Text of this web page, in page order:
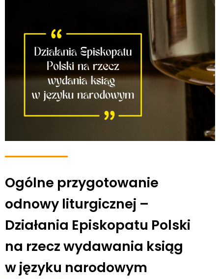
Ogólne przygotowanie
odnowy liturgicznej –
Działania Episkopatu Polski
na rzecz wydawania ksiąg
w języku narodowym